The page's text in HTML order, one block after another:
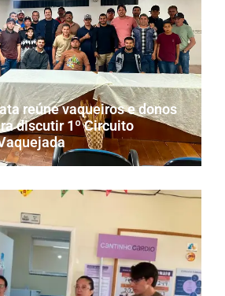
reúne vaqueiros e donos
discutir 1º Circuito